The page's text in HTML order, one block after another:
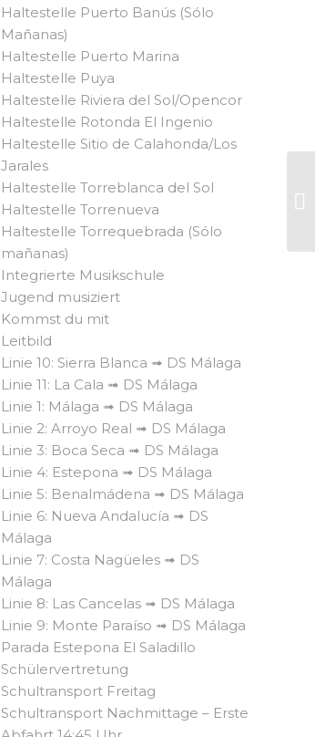
Haltestelle Puerto Banús (Sólo
Mañanas)
Haltestelle Puerto Marina
Haltestelle Puya
Haltestelle Riviera del Sol/Opencor
Haltestelle Rotonda El Ingenio
Haltestelle Sitio de Calahonda/Los
Jarales
Haltestelle Torreblanca del Sol
Haltestelle Torrenueva
Haltestelle Torrequebrada (Sólo
mañanas)
Integrierte Musikschule
Jugend musiziert
Kommst du mit
Leitbild
Linie 10: Sierra Blanca ➟ DS Málaga
Linie 11: La Cala ➟ DS Málaga
Linie 1: Málaga ➟ DS Málaga
Linie 2: Arroyo Real ➟ DS Málaga
Linie 3: Boca Seca ➟ DS Málaga
Linie 4: Estepona ➟ DS Málaga
Linie 5: Benalmádena ➟ DS Málaga
Linie 6: Nueva Andalucía ➟ DS
Málaga
Linie 7: Costa Nagüeles ➟ DS
Málaga
Linie 8: Las Cancelas ➟ DS Málaga
Linie 9: Monte Paraíso ➟ DS Málaga
Parada Estepona El Saladillo
Schülervertretung
Schultransport Freitag
Schultransport Nachmittage – Erste